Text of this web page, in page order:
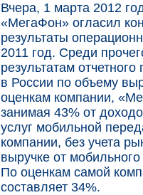
Вчера, 1 марта 2012
«МегаФон» огласил
результаты
2011 год. Среди
результатам
в России по объему
оценкам компании,
занимая 43% от
услуг мобильной
компании, без учета
выручке от
По оценкам самой
составляет 34%.